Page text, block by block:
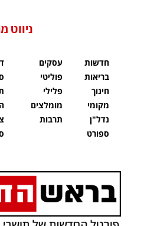
ניווט
חדשות
בריאות
חינוך
מקומי
נדל"ן
ספורט
עסקים
פוליטי
פלילי
מומלצים
תרבות